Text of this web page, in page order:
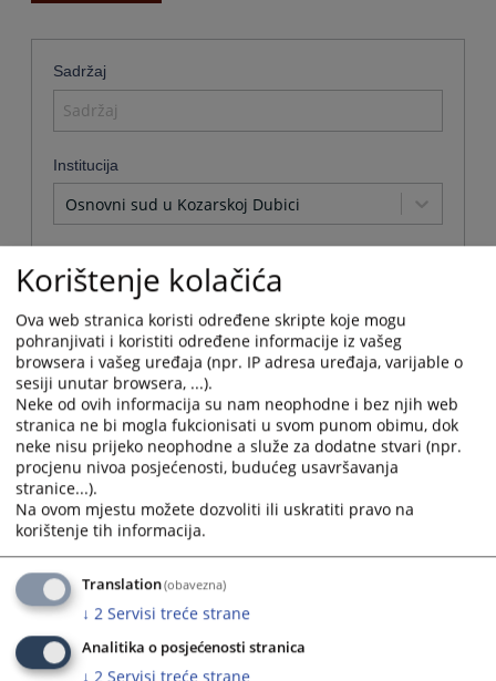
Sadržaj
Institucija
Osnovni sud u Kozarskoj Dubici
Ne
Datum od
Navigate
forward
to
interact
with
the
calendar
select
a
Press
the
Datum do
Navigate
forward
to
interact
with
the
calendar
and
Sortiraj po
Odaberi...
Napredne stavke
Korištenje kolačića
Ova web stranica koristi određene skripte koje mogu
pohranjivati i koristiti određene informacije iz vašeg
browsera i vašeg uređaja (npr. IP adresa uređaja, varijable o
sesiji unutar browsera, ...).
Neke od ovih informacija su nam neophodne i bez njih web
stranica ne bi mogla fukcionisati u svom punom obimu, dok
neke nisu prijeko neophodne a služe za dodatne stvari (npr.
procjenu nivoa posjećenosti, budućeg usavršavanja
stranice...).
Na ovom mjestu možete dozvoliti ili uskratiti pravo na
korištenje tih informacija.
Translation(obavezna)
↓ 2 Servisi treće strane
Analitika o posjećenosti stranica
↓ 2 Servisi treće strane